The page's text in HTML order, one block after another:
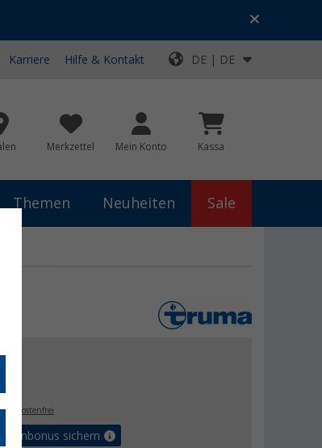
Top-Deals für dein Abenteuer!
Karriere Hilfe & Kontakt DE | DE
Merkzettel Mein Konto Kassa
Themen Neuheiten Sale
sichern